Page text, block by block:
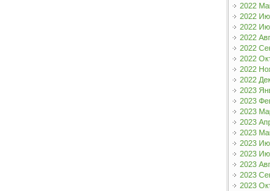
2022
2022
2022
2022
2022
2022
2022
2022
2023
2023
2023
2023
2023
2023
2023
2023
2023
2023